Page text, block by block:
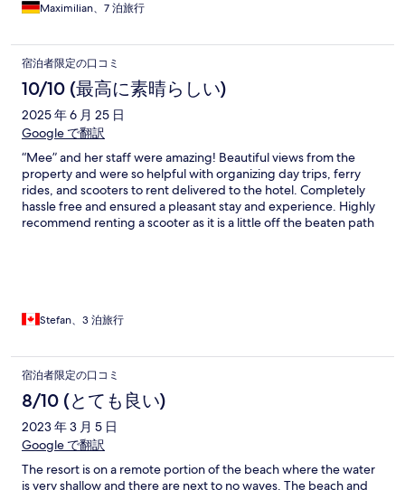
Maximilian、7 泊旅行
宿泊者限定の口コミ
10/10 (最高に素晴らしい)
2025 年 6 月 25 日
Google で翻訳
“Mee” and her staff were amazing! Beautiful views from the
property and were so helpful with organizing day trips, ferry
rides, and scooters to rent delivered to the hotel. Completely
hassle free and ensured a pleasant stay and experience. Highly
recommend renting a scooter as it is a little off the beaten path
Stefan、3 泊旅行
宿泊者限定の口コミ
8/10 (とても良い)
2023 年 3 月 5 日
Google で翻訳
The resort is on a remote portion of the beach where the water
is very shallow and there are next to no waves. The beach and